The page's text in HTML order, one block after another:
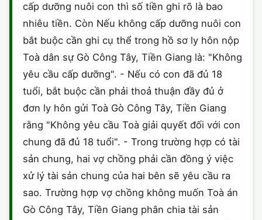
THUẾ VÀ KẾ TOÁN
CÔNG BỐ SẢN PHẨM
CHỨNG NHẬN HACCP
cấp dưỡng nuôi con thì số tiền ghi rõ là bao
nhiêu tiền. Còn Nếu không cấp dưỡng nuôi con
bắt buộc cần ghi cụ thể trong hồ sơ ly hôn nộp
Toà dân sự Gò Công Tây, Tiền Giang là: "Không
yêu cầu cấp dưỡng". - Nếu có con đã đủ 18
tuổi, bắt buộc cần phải thoả thuận đầy đủ ở
đơn ly hôn gửi Toà Gò Công Tây, Tiền Giang
rằng "Không yêu cầu Toà giải quyết đối với con
chung đã đủ 18 tuổi". - Trong trường hợp có tài
sản chung, hai vợ chồng phải cần đồng ý việc
xử lý tài sản chung của hai bên sẽ yêu cầu ra
sao. Trường hợp vợ chồng không muốn Toà án
Gò Công Tây, Tiền Giang phân chia tài sản